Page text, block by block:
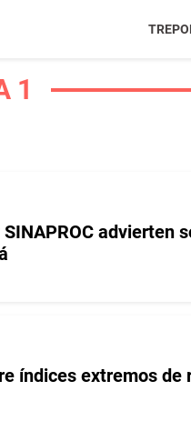
1
SINAPROC advierten
índices extremos de